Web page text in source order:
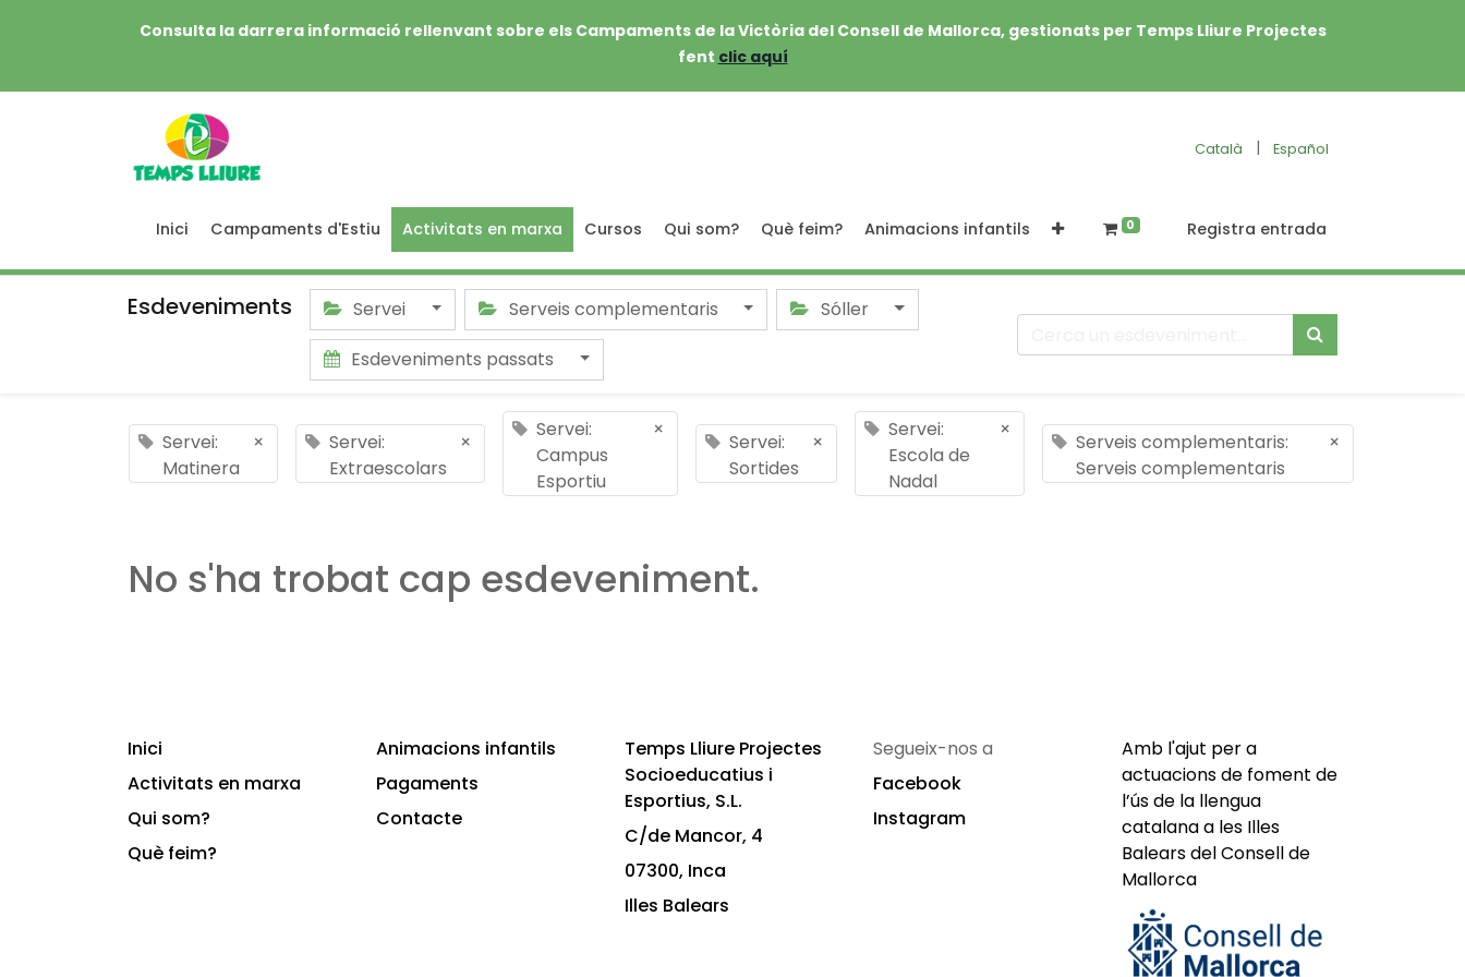
Consulta la darrera informació rellenvant sobre els Campaments de la Victòria del Consell de Mallorca, gestionats per Temps Lliure Projectes
fent clic aquí
Català | Español
Inici Campaments d'Estiu Activitats en marxa Cursos Qui som? Què feim? Animacions infantils 0 Registra entrada
Esdeveniments Servei Serveis complementaris
Sóller
Esdeveniments passats
Servei:
Matinera
×
Servei:
Extraescolars
×
Servei:
Campus
Esportiu
×
Servei:
Sortides
×
Servei:
Escola de
Nadal
×
Serveis complementaris:
Serveis complementaris
×
No s'ha trobat cap esdeveniment.
Inici
Activitats en marxa
Qui som?
Què feim?
Animacions infantils
Pagaments
Contacte
Temps Lliure Projectes
Socioeducatius i
Esportius, S.L.
C/de Mancor, 4
07300, Inca
Illes Balears
Segueix-nos a
Facebook
Instagram
Amb l'ajut per a
actuacions de foment de
l’ús de la llengua
catalana a les Illes
Balears del Consell de
Mallorca